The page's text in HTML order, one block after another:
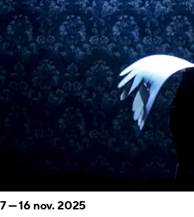
7—16 nov. 2025